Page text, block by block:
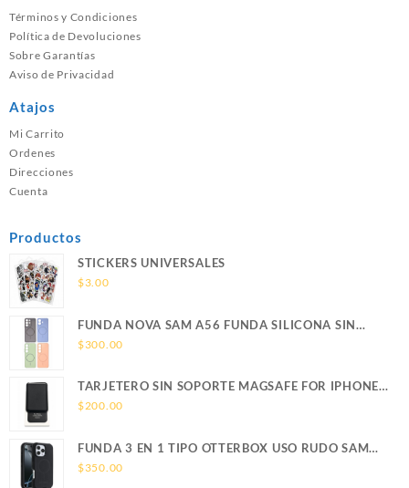
Términos y Condiciones
Política de Devoluciones
Sobre Garantías
Aviso de Privacidad
Atajos
Mi Carrito
Ordenes
Direcciones
Cuenta
Productos
STICKERS UNIVERSALES
$3.00
FUNDA NOVA SAM A56 FUNDA SILICONA SIN
SOPORTE MAGNETICO SAMSUNG
$300.00
TARJETERO SIN SOPORTE MAGSAFE FOR IPHONE
LEATHER WALLET MAGSAFE
$200.00
FUNDA 3 EN 1 TIPO OTTERBOX USO RUDO SAM
S26 ULTRA SAMSUNG S26 ULTRA
$350.00